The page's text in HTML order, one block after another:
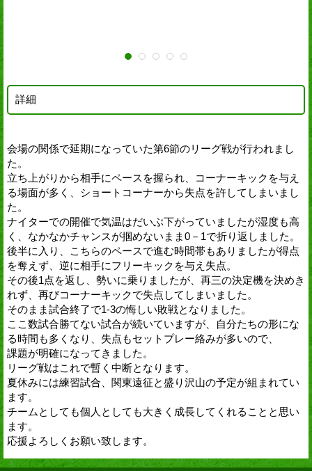
詳細
会場の関係で延期になっていた第6節のリーグ戦が行われまし
た。
立ち上がりから相手にペースを握られ、コーナーキックを与え
る場面が多く、ショートコーナーから失点を許してしまいまし
た。
ナイターでの開催で気温はだいぶ下がっていましたが湿度も高
く、なかなかチャンスが掴めないまま0－1で折り返しました。
後半に入り、こちらのペースで進む時間帯もありましたが得点
を奪えず、逆に相手にフリーキックを与え失点。
その後1点を返し、勢いに乗りましたが、再三の決定機を決めき
れず、再びコーナーキックで失点してしまいました。
そのまま試合終了で1-3の悔しい敗戦となりました。
ここ数試合勝てない試合が続いていますが、自分たちの形にな
る時間も多くなり、失点もセットプレー絡みが多いので、
課題が明確になってきました。
リーグ戦はこれで暫く中断となります。
夏休みには練習試合、関東遠征と盛り沢山の予定が組まれてい
ます。
チームとしても個人としても大きく成長してくれることと思い
ます。
応援よろしくお願い致します。